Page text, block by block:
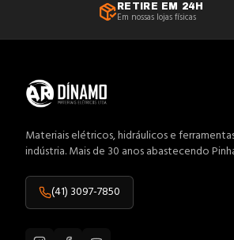
RETIRE EM 24H
Em nossas lojas físicas
Materiais elétricos, hidráulicos e
indústria. Mais de 30 anos abastecendo
(41) 3097-7850